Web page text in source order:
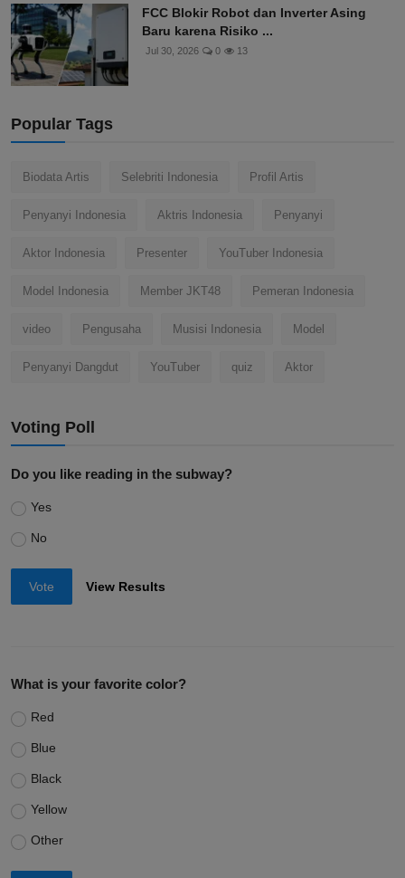
FCC Blokir Robot dan Inverter Asing
Baru karena Risiko ...
Jul 30, 2026 0 13
Popular Tags
Biodata Artis Selebriti Indonesia Profil Artis
Penyanyi Indonesia Aktris Indonesia Penyanyi
Aktor Indonesia Presenter YouTuber Indonesia
Model Indonesia Member JKT48 Pemeran Indonesia
video Pengusaha Musisi Indonesia Model
Penyanyi Dangdut YouTuber quiz Aktor
Voting Poll
Do you like reading in the subway?
Yes
No
Vote View Results
What is your favorite color?
Red
Blue
Black
Yellow
Other